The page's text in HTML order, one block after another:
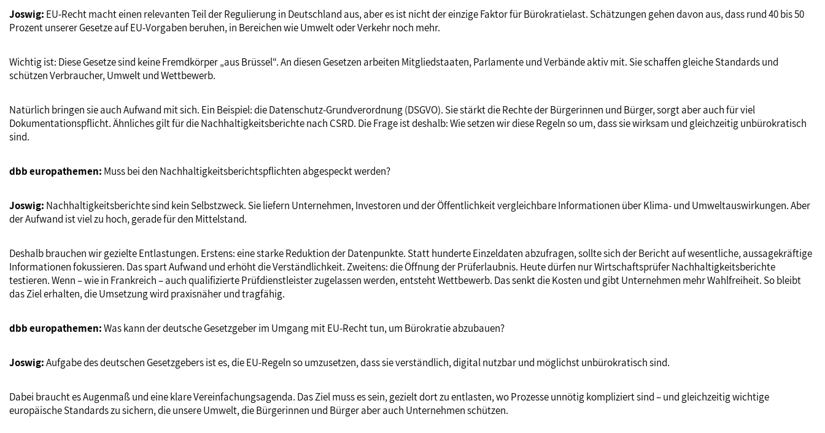
Joswig: EU-Recht macht einen relevanten Teil der Regulierung in Deutschland aus, aber es ist nicht der einzige Faktor für Bürokratielast. Schätzungen gehen davon aus, dass rund 40 bis 50
Prozent unserer Gesetze auf EU-Vorgaben beruhen, in Bereichen wie Umwelt oder Verkehr noch mehr.
Wichtig ist: Diese Gesetze sind keine Fremdkörper „aus Brüssel“. An diesen Gesetzen arbeiten Mitgliedstaaten, Parlamente und Verbände aktiv mit. Sie schaffen gleiche Standards und
schützen Verbraucher, Umwelt und Wettbewerb.
Natürlich bringen sie auch Aufwand mit sich. Ein Beispiel: die Datenschutz-Grundverordnung (DSGVO). Sie stärkt die Rechte der Bürgerinnen und Bürger, sorgt aber auch für viel
Dokumentationspflicht. Ähnliches gilt für die Nachhaltigkeitsberichte nach CSRD. Die Frage ist deshalb: Wie setzen wir diese Regeln so um, dass sie wirksam und gleichzeitig unbürokratisch
sind.
dbb europathemen: Muss bei den Nachhaltigkeitsberichtspflichten abgespeckt werden?
Joswig: Nachhaltigkeitsberichte sind kein Selbstzweck. Sie liefern Unternehmen, Investoren und der Öffentlichkeit vergleichbare Informationen über Klima- und Umweltauswirkungen. Aber
der Aufwand ist viel zu hoch, gerade für den Mittelstand.
Deshalb brauchen wir gezielte Entlastungen. Erstens: eine starke Reduktion der Datenpunkte. Statt hunderte Einzeldaten abzufragen, sollte sich der Bericht auf wesentliche, aussagekräftige
Informationen fokussieren. Das spart Aufwand und erhöht die Verständlichkeit. Zweitens: die Öffnung der Prüferlaubnis. Heute dürfen nur Wirtschaftsprüfer Nachhaltigkeitsberichte
testieren. Wenn – wie in Frankreich – auch qualifizierte Prüfdienstleister zugelassen werden, entsteht Wettbewerb. Das senkt die Kosten und gibt Unternehmen mehr Wahlfreiheit. So bleibt
das Ziel erhalten, die Umsetzung wird praxisnäher und tragfähig.
dbb europathemen:Was kann der deutsche Gesetzgeber im Umgang mit EU-Recht tun, um Bürokratie abzubauen?
Joswig:Aufgabe des deutschen Gesetzgebers ist es, die EU-Regeln so umzusetzen, dass sie verständlich, digital nutzbar und möglichst unbürokratisch sind.
Dabei braucht es Augenmaß und eine klare Vereinfachungsagenda. Das Ziel muss es sein, gezielt dort zu entlasten, wo Prozesse unnötig kompliziert sind – und gleichzeitig wichtige
europäische Standards zu sichern, die unsere Umwelt, die Bürgerinnen und Bürger aber auch Unternehmen schützen.